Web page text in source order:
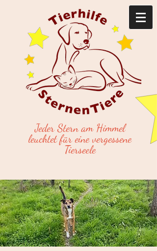
Jeder Stern am Himmel
leuchtet für eine vergessene
Tierseele